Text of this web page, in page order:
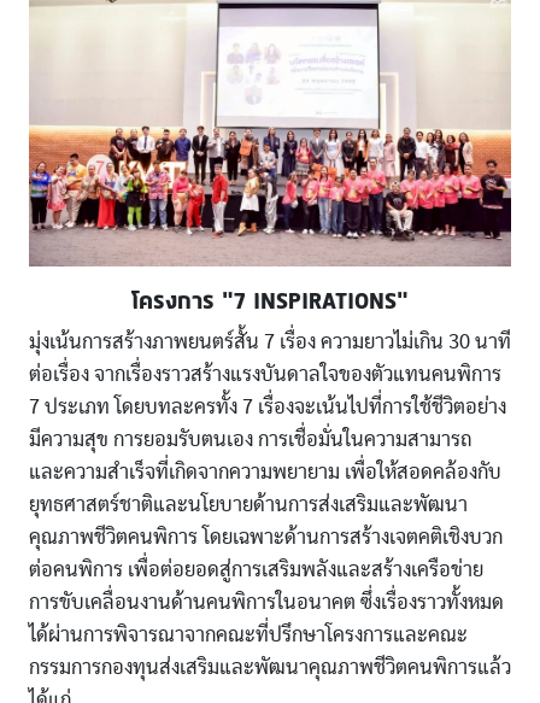
โครงการ “7 INSPIRATIONS”
มุ่งเน้นการสร้างภาพยนตร์สั้น 7 เรื่อง ความยาวไม่เกิน 30 นาที
ต่อเรื่อง จากเรื่องราวสร้างแรงบันดาลใจของตัวแทนคนพิการ
7 ประเภท โดยบทละครทั้ง 7 เรื่องจะเน้นไปที่การใช้ชีวิตอย่าง
มีความสุข การยอมรับตนเอง การเชื่อมั่นในความสามารถ
และความสำเร็จที่เกิดจากความพยายาม เพื่อให้สอดคล้องกับ
ยุทธศาสตร์ชาติและนโยบายด้านการส่งเสริมและพัฒนา
คุณภาพชีวิตคนพิการ โดยเฉพาะด้านการสร้างเจตคติเชิงบวก
ต่อคนพิการ เพื่อต่อยอดสู่การเสริมพลังและสร้างเครือข่าย
การขับเคลื่อนงานด้านคนพิการในอนาคต ซึ่งเรื่องราวทั้งหมด
ได้ผ่านการพิจารณาจากคณะที่ปรึกษาโครงการและคณะ
กรรมการกองทุนส่งเสริมและพัฒนาคุณภาพชีวิตคนพิการแล้ว